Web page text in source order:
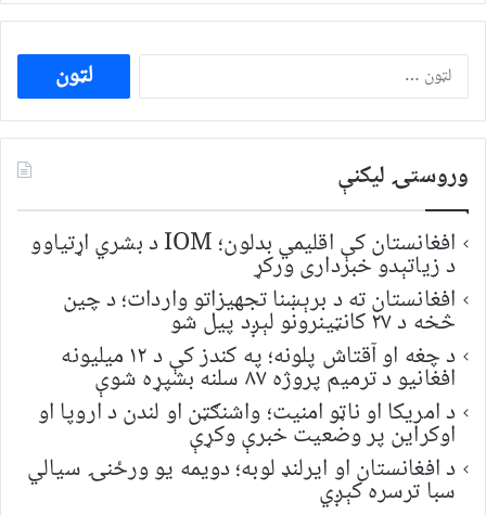
ددی
لپاره
لټون:
وروستۍ ليکنې
افغانستان کې اقلیمي بدلون؛ IOM د بشري اړتیاوو
د زیاتېدو خبرداری ورکړ
افغانستان ته د برېښنا تجهیزاتو واردات؛ د چین
څخه د ۲۷ کانټینرونو لېږد پیل شو
د چغه او آقتاش پلونه؛ په کندز کې د ۱۲ میلیونه
افغانیو د ترمیم پروژه ۸۷ سلنه بشپړه شوې
د امریکا او ناټو امنیت؛ واشنګټن او لندن د اروپا او
اوکراین پر وضعیت خبرې وکړې
د افغانستان او ایرلنډ لوبه؛ دویمه یو ورځنۍ سیالي
سبا ترسره کېږي